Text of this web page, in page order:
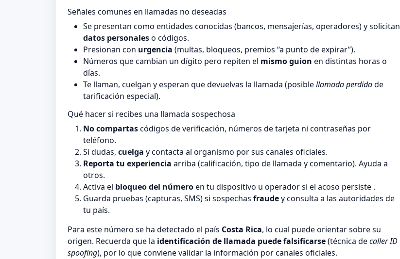
Señales comunes en llamadas no deseadas
Se presentan como entidades conocidas (bancos, mensajerías, operadores) y solicitan
datos personaleso códigos.
Presionan con urgencia (multas, bloqueos, premios “a punto de expirar”).
Números que cambian un dígito pero repiten el mismo guion en distintas horas o
días.
Te llaman, cuelgan y esperan que devuelvas la llamada (posiblellamada perdidade
tarificación especial).
Qué hacer si recibes una llamada sospechosa
No compartascódigos de verificación, números de tarjeta ni contraseñas por
teléfono.
Si dudas, cuelga y contacta al organismo por sus canales oficiales.
Reporta tu experiencia arriba (calificación, tipo de llamada y comentario). Ayuda a
otros.
Activa el bloqueo del númeroen tu dispositivo u operador si el acoso persiste .
Guarda pruebas (capturas, SMS) si sospechas fraudey consulta a las autoridades de
tu país.
Para este número se ha detectado el país Costa Rica, lo cual puede orientar sobre su
origen. Recuerda que la identificación de llamada puede falsificarse(técnica decaller ID
spoofing), por lo que conviene validar la información por canales oficiales.